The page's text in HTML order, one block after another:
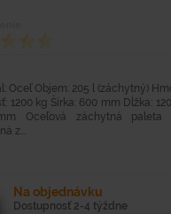
Oceľ Objem: 205 l (záchytný)
1200 kg Šírka: 600 mm Dĺžka:
Oceľová záchytná
z...
Na objednávku
Dostupnosť 2-4 týždne